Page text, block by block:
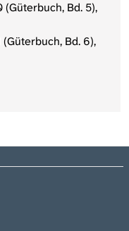
(Güterbuch, Bd. 5),
Bd. 6),